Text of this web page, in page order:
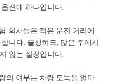
션에 하나입니다.
회사들은 적은 운전 거리에
니다. 불행히도, 많은 주에서
않는 실정입니다.
의 여부는 차량 도둑을 얼마